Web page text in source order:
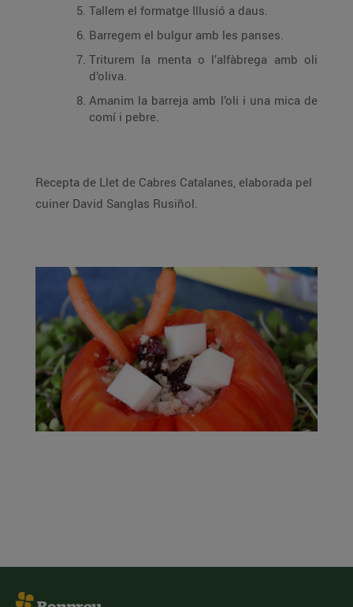
Tallem el formatge Illusió a daus.
Barregem el bulgur amb les panses.
Triturem la menta o l’alfàbrega amb oli
d’oliva.
Amanim la barreja amb l’oli i una mica de
comí i pebre.
Recepta de Llet de Cabres Catalanes, elaborada pel
cuiner David Sanglas Rusiñol.